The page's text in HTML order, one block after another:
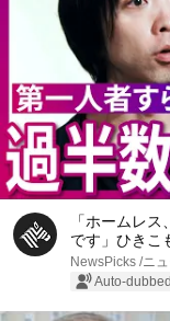
「ホームレ
です」ひきこ
と同じ」第一
族への対応
NewsPicks /ニ
Auto-dubbed